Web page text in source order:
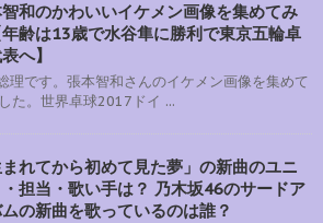
和のかわいいイケメン画像を集めてみ
齢は13歳で水谷隼に勝利で東京五輪卓
へ】
理です。張本智和さんのイケメン画像を集めて
た。世界卓球2017ドイ ...
まれてから初めて見た夢」の新曲のユニ
・担当・歌い手は？ 乃木坂46のサードア
の新曲を歌っているのは誰？